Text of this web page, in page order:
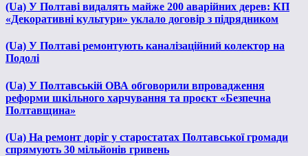
(Ua) У Полтаві видалять майже 200 аварійних дерев: КП
«Декоративні культури» уклало договір з підрядником
(Ua) У Полтаві ремонтують каналізаційний колектор на
Подолі
(Ua) У Полтавській ОВА обговорили впровадження
реформи шкільного харчування та проєкт «Безпечна
Полтавщина»
(Ua) На ремонт доріг у старостатах Полтавської громади
спрямують 30 мільйонів гривень